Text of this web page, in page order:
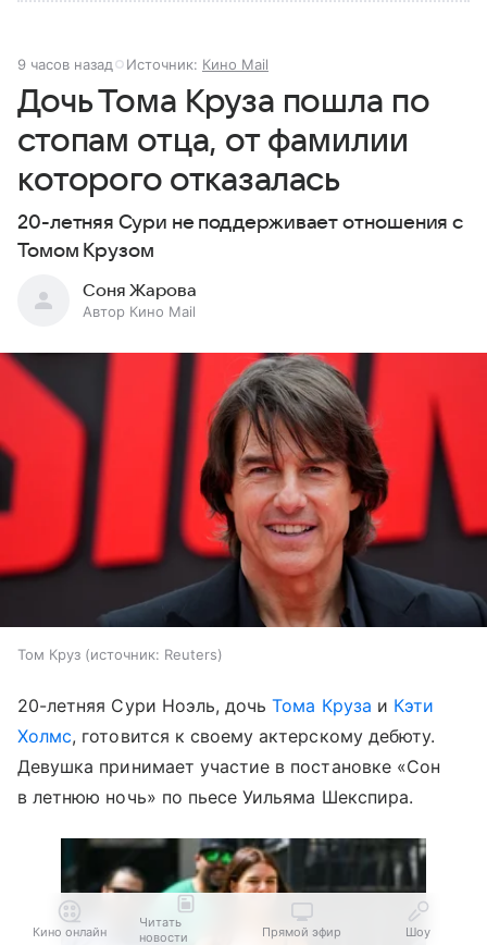
9 часов назад Источник: Кино Mail
Дочь Тома Круза пошла по
стопам отца, от фамилии
которого отказалась
20-летняя Сури не поддерживает отношения с
Томом Крузом
Соня Жарова
Автор Кино Mail
Том Круз источник: Reuters
20-летняя Сури Ноэль, дочьТома Круза и Кэти
Холмс, готовится к своему актерскому дебюту.
Девушка принимает участие в постановке «Сон
в летнюю ночь» по пьесе Уильяма Шекспира.
Кино онлайн
Читать
новости
Прямой эфир Шоу